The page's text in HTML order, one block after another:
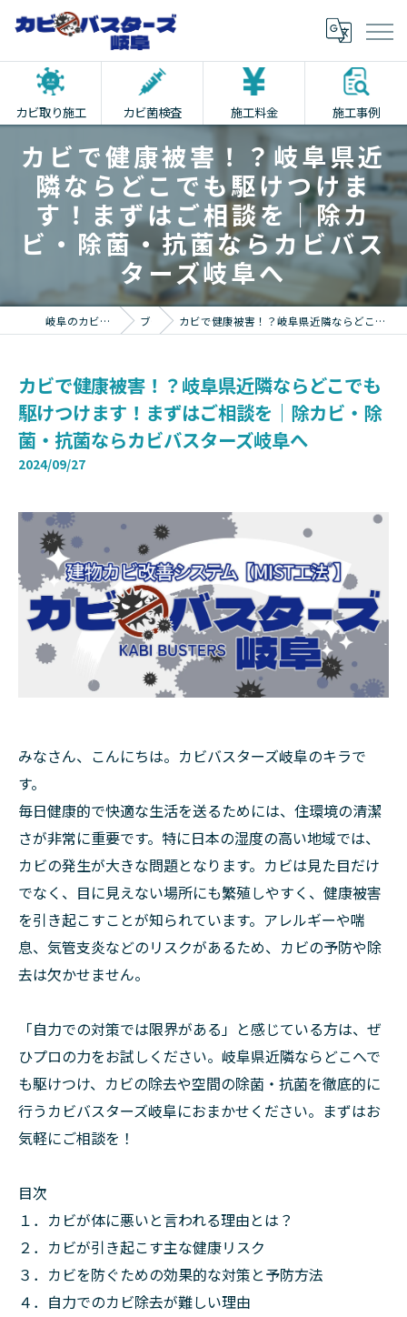
カビ取り施工 カビ菌検査 施工料金 施工事例
カビで健康被害！？岐阜県近
隣ならどこでも駆けつけま
す！まずはご相談を｜除カ
ビ・除菌・抗菌ならカビバス
ターズ岐阜へ
岐阜のカビ取りならカビバスターズ岐阜 ブログ カビで健康被害！？岐阜県近隣ならどこでも駆けつけます！まずはご相談を｜除カビ・除菌・抗菌ならカビバスターズ岐阜へ
カビで健康被害！？岐阜県近隣ならどこでも
駆けつけます！まずはご相談を｜除カビ・除
菌・抗菌ならカビバスターズ岐阜へ
2024/09/27
みなさん、こんにちは。カビバスターズ岐阜のキラで
す。
毎日健康的で快適な生活を送るためには、住環境の清潔
さが非常に重要です。特に日本の湿度の高い地域では、
カビの発生が大きな問題となります。カビは見た目だけ
でなく、目に見えない場所にも繁殖しやすく、健康被害
を引き起こすことが知られています。アレルギーや喘
息、気管支炎などのリスクがあるため、カビの予防や除
去は欠かせません。
「自力での対策では限界がある」と感じている方は、ぜ
ひプロの力をお試しください。岐阜県近隣ならどこへで
も駆けつけ、カビの除去や空間の除菌・抗菌を徹底的に
行うカビバスターズ岐阜におまかせください。まずはお
気軽にご相談を！
目次
１．カビが体に悪いと言われる理由とは？
２．カビが引き起こす主な健康リスク
３．カビを防ぐための効果的な対策と予防方法
４．自力でのカビ除去が難しい理由